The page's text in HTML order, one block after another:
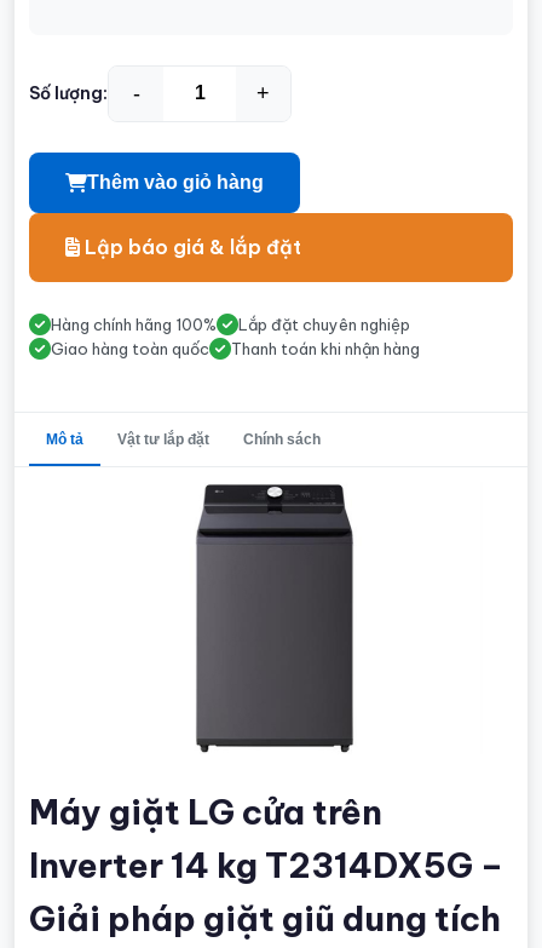
Số lượng: - +
Thêm vào giỏ hàng
Lập báo giá & lắp đặt
Hàng chính hãng 100%
Lắp đặt chuyên nghiệp
Giao hàng toàn quốc
Thanh toán khi nhận hàng
Mô tả Vật tư lắp đặt Chính sách
Máy giặt LG cửa trên
Inverter 14 kg T2314DX5G –
Giải pháp giặt giũ dung tích